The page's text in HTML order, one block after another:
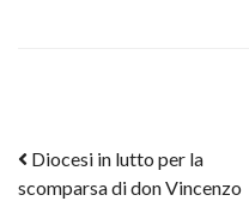
Post navigation
Diocesi in lutto per la
scomparsa di don Vincenzo